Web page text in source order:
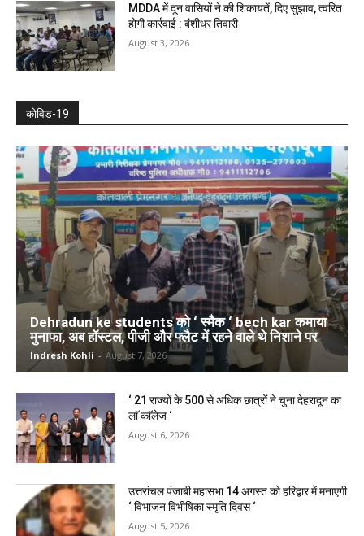
MDDA में दून वासियों ने की शिकायतें, दिए सुझाव, त्वरित
होगी कार्रवाई : बंशीधर तिवारी
August 3, 2026
कोविड-19
Dehradun ke students को ‘ स्मैक ‘ bech kar कमाया
मुनाफा, अब हॉस्टल, पीजी और फ्लैट में रहने वाले थे निशाने पर
Indresh Kohli - August 7, 2026
‘ 21 राज्यों के 500 से अधिक छात्रों ने चुना देहरादून का
लाॅ काॅलेज ‘
August 6, 2026
उत्तरांचल पंजाबी महासभा 14 अगस्त को हरिद्वार में मनाएगी
‘ विभाजन विभीषिका स्मृति दिवस ‘
August 5, 2026